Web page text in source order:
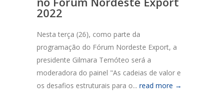
2022
Nesta terça (26), como parte da
programação do Fórum Nordeste Export, a
presidente Gilmara Temóteo será a
moderadora do painel "As cadeias de valor e
os desafios estruturais para o... read more →